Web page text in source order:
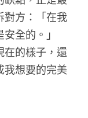
對方：「在我
全的。」
在的樣子，還
我想要的完美